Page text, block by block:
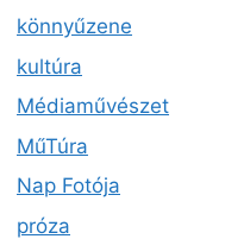
könnyűzene
kultúra
Médiaművészet
MűTúra
Nap Fotója
próza